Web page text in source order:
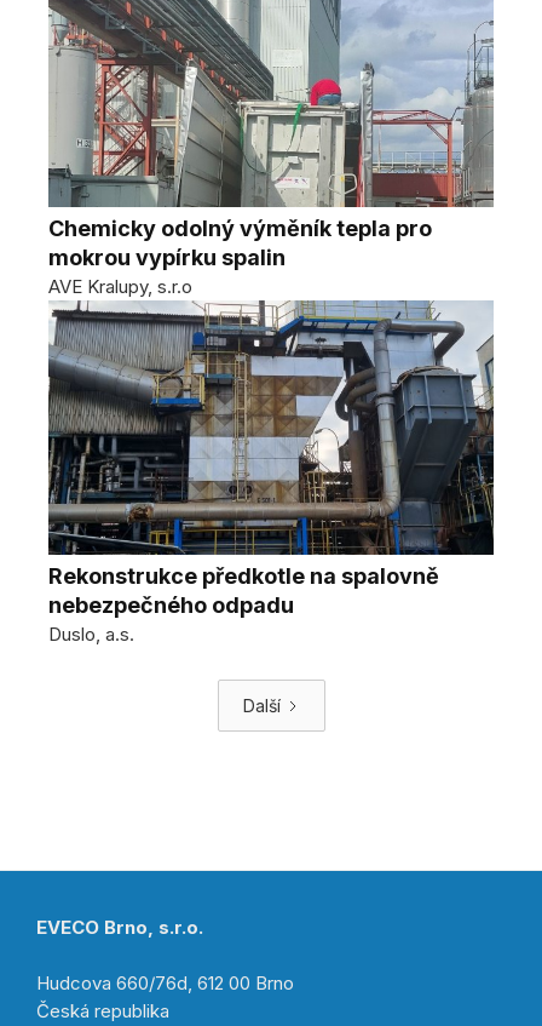
Chemicky odolný výměník tepla pro
mokrou vypírku spalin
AVE Kralupy, s.r.o
Rekonstrukce předkotle na spalovně
nebezpečného odpadu
Duslo, a.s.
Další
EVECO Brno, s.r.o.
Hudcova 660/76d, 612 00 Brno
Česká republika